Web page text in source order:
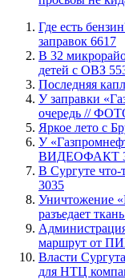
​Где есть
заправок 6617
В 32
детей с ОВЗ
​Последняя
​У заправки
очередь //
Яркое лето с
У
ВИДЕОФАКТ
​В Сургуте
3035
​Уничтожение
разъедает
маршрут от
Власти
для НТЦ